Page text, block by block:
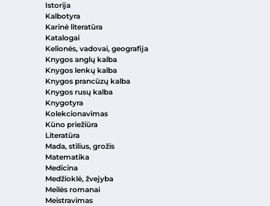
Istorija
Kalbotyra
Karinė literatūra
Katalogai
Kelionės, vadovai, geografija
Knygos anglų kalba
Knygos lenkų kalba
Knygos prancūzų kalba
Knygos rusų kalba
Knygotyra
Kolekcionavimas
Kūno priežiūra
Literatūra
Mada, stilius, grožis
Matematika
Medicina
Medžioklė, žvejyba
Meilės romanai
Meistravimas